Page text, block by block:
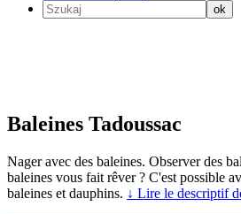
Baleines Tadoussac
Nager avec des baleines. Observer des
baleines vous fait rêver ? C'est possible
baleines et dauphins. ↓ Lire le descriptif